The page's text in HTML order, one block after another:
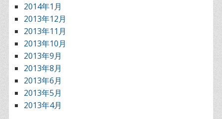
2014年1月
2013年12月
2013年11月
2013年10月
2013年9月
2013年8月
2013年6月
2013年5月
2013年4月